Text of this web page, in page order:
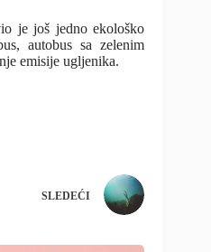
je još jedno ekološko
autobus sa zelenim
emisije ugljenika.
SLEDEĆI